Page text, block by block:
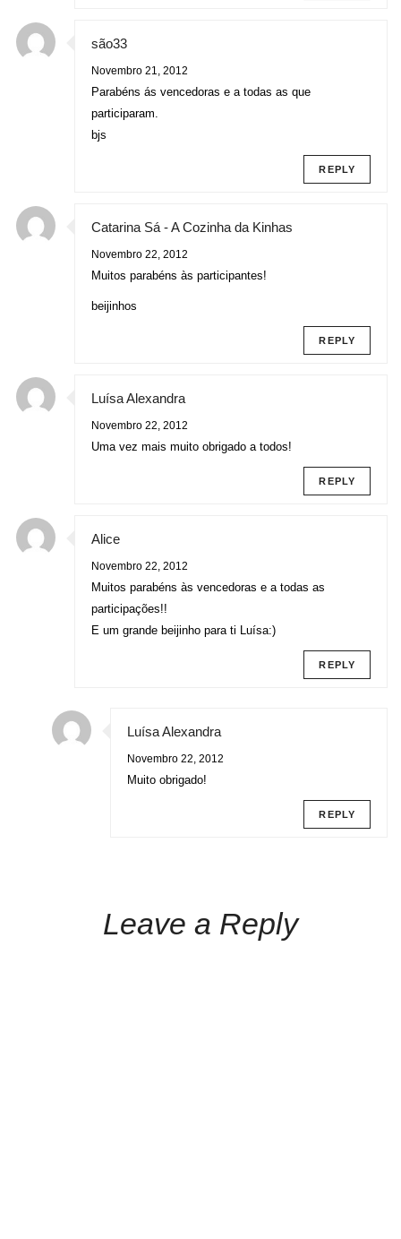
são33
Novembro 21, 2012
Parabéns ás vencedoras e a todas as que
participaram.
bjs
REPLY
Catarina Sá - A Cozinha da Kinhas
Novembro 22, 2012
Muitos parabéns às participantes!
beijinhos
REPLY
Luísa Alexandra
Novembro 22, 2012
Uma vez mais muito obrigado a todos!
REPLY
Alice
Novembro 22, 2012
Muitos parabéns às vencedoras e a todas as
participações!!
E um grande beijinho para ti Luísa:)
REPLY
Luísa Alexandra
Novembro 22, 2012
Muito obrigado!
REPLY
Leave a Reply